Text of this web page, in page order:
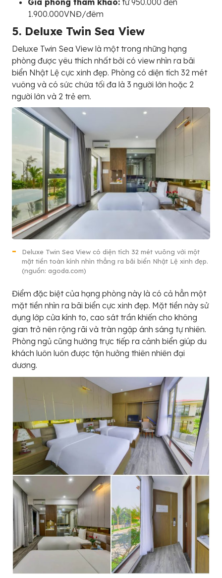
1.900.000VNĐ/đêm
5. Deluxe Twin Sea View
Deluxe Twin Sea View là một trong những hạng
phòng được yêu thích nhất bởi có view nhìn ra bãi
biển Nhật Lệ cực xinh đẹp. Phòng có diện tích 32 mét
vuông và có sức chứa tối đa là 3 người lớn hoặc 2
người lớn và 2 trẻ em.
Deluxe Twin Sea View có diện tích 32 mét vuông với một
mặt tiền toàn kính nhìn thẳng ra bãi biển Nhật Lệ xinh đẹp.
(nguồn: agoda.com)
Điểm đặc biệt của hạng phòng này là có cả hẳn một
mặt tiền nhìn ra bãi biển cực xinh đẹp. Mặt tiền này sử
dụng lớp cửa kính to, cao sát trần khiến cho không
gian trở nên rộng rãi và tràn ngập ánh sáng tự nhiên.
Phòng ngủ cũng hướng trực tiếp ra cảnh biển giúp du
khách luôn luôn được tận hưởng thiên nhiên đại
dương.